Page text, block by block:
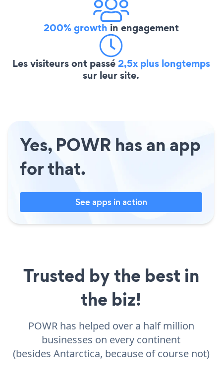
200% growth in engagement
Les visiteurs ont passé2,5x plus longtemps
sur leur site.
Yes, POWR has an app
for that.
See apps in action
Trusted by the best in
the biz!
POWR has helped over a half million
businesses on every continent
(besides Antarctica, because of course not)